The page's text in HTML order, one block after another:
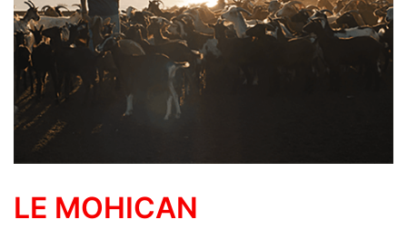
LE MOHICAN